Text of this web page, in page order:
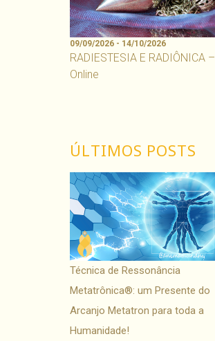
09/09/2026 - 14/10/2026
RADIESTESIA E RADIÔNICA –
Online
ÚLTIMOS POSTS
Técnica de Ressonância
Metatrônica®: um Presente do
Arcanjo Metatron para toda a
Humanidade!